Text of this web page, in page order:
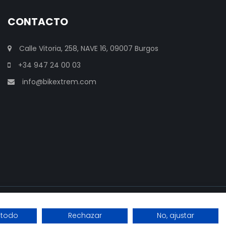
CONTACTO
Calle Vitoria, 258, NAVE 16, 09007 Burgos
+34 947 24 00 03
info@bikextrem.com
Rechazar No, ajustar